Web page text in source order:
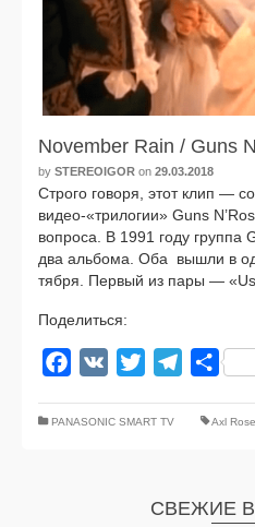
November Rain / Guns
by STEREOIGOR on 29.03.2018
Строго гово­ря, этот клип —
видео-«трилогии» Guns
вопро­са. В 1991 году груп­па
два аль­бо­ма. Оба вышли в
тяб­ря. Первый из пары —
Поделиться:
Facebook
VK Twitter Telegram
PANASONIC SMART TV Axl Rose
СВЕЖИЕ